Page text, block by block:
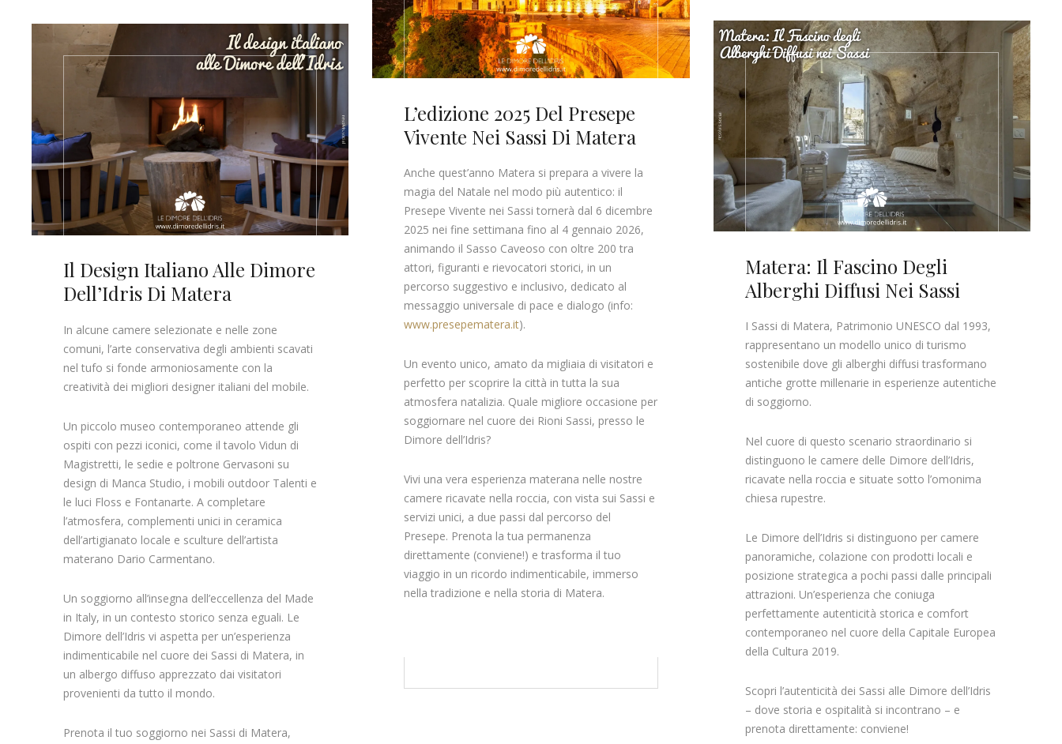
L’edizione 2025 Del Presepe
Vivente Nei Sassi Di Matera
Anche quest’anno Matera si prepara a vivere la
magia del Natale nel modo più autentico: il
Presepe Vivente nei Sassi tornerà dal 6 dicembre
2025 nei fine settimana fino al 4 gennaio 2026,
animando il Sasso Caveoso con oltre 200 tra
attori, figuranti e rievocatori storici, in un
percorso suggestivo e inclusivo, dedicato al
messaggio universale di pace e dialogo (info:
www.presepematera.it).
Un evento unico, amato da migliaia di visitatori e
perfetto per scoprire la città in tutta la sua
atmosfera natalizia. Quale migliore occasione per
soggiornare nel cuore dei Rioni Sassi, presso le
Dimore dell’Idris?
Vivi una vera esperienza materana nelle nostre
camere ricavate nella roccia, con vista sui Sassi e
servizi unici, a due passi dal percorso del
Presepe. Prenota la tua permanenza
direttamente (conviene!) e trasforma il tuo
viaggio in un ricordo indimenticabile, immerso
nella tradizione e nella storia di Matera.
Matera: Il Fascino Degli
Alberghi Diffusi Nei Sassi
I Sassi di Matera, Patrimonio UNESCO dal 1993,
rappresentano un modello unico di turismo
sostenibile dove gli alberghi diffusi trasformano
antiche grotte millenarie in esperienze autentiche
di soggiorno. ​
Nel cuore di questo scenario straordinario si
distinguono le camere delle Dimore dell’Idris,
ricavate nella roccia e situate sotto l’omonima
chiesa rupestre.
Le Dimore dell’Idris si distinguono per camere
panoramiche, colazione con prodotti locali e
posizione strategica a pochi passi dalle principali
attrazioni. Un’esperienza che coniuga
perfettamente autenticità storica e comfort
contemporaneo nel cuore della Capitale Europea
della Cultura 2019. ​
Scopri l’autenticità dei Sassi alle Dimore dell’Idris
– dove storia e ospitalità si incontrano – e
prenota direttamente: conviene!
Il Design Italiano Alle Dimore
Dell’Idris Di Matera
In alcune camere selezionate e nelle zone
comuni, l’arte conservativa degli ambienti scavati
nel tufo si fonde armoniosamente con la
creatività dei migliori designer italiani del mobile.
Un piccolo museo contemporaneo attende gli
ospiti con pezzi iconici, come il tavolo Vidun di
Magistretti, le sedie e poltrone Gervasoni su
design di Manca Studio, i mobili outdoor Talenti e
le luci Floss e Fontanarte. A completare
l’atmosfera, complementi unici in ceramica
dell’artigianato locale e sculture dell’artista
materano Dario Carmentano.
Un soggiorno all’insegna dell’eccellenza del Made
in Italy, in un contesto storico senza eguali. Le
Dimore dell’Idris vi aspetta per un’esperienza
indimenticabile nel cuore dei Sassi di Matera, in
un albergo diffuso apprezzato dai visitatori
provenienti da tutto il mondo.
Prenota il tuo soggiorno nei Sassi di Matera,